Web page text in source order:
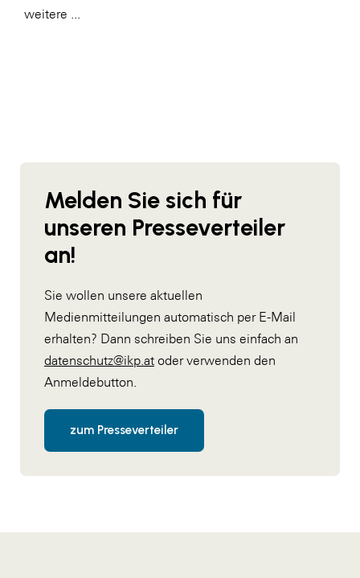
weitere ...
Melden Sie sich für
unseren Presseverteiler
an!
Sie wollen unsere aktuellen
Medienmitteilungen automatisch per E-Mail
erhalten? Dann schreiben Sie uns einfach an
datenschutz@ikp.at oder verwenden den
Anmeldebutton.
zum Presseverteiler